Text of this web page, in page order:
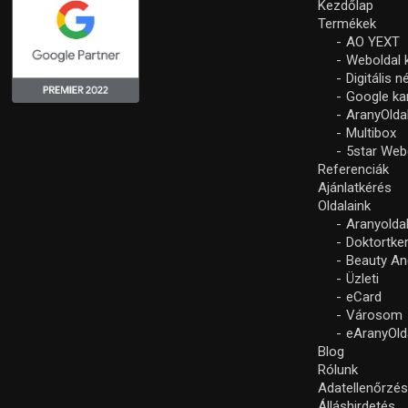
Kezdőlap
Termékek
AO YEXT
Weboldal
Digitális
Google
Multibox
5star
Referenciák
Ajánlatkérés
Oldalaink
Beauty
Üzleti
eCard
Városom
Blog
Rólunk
Adatellenőrzés